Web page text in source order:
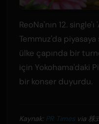
ReoNa'nın 12.
Temmuz'da
ülke çapında bir
için Yokohama'daki
bir konser duyurdu.
Kaynak: PR Timesvia 株